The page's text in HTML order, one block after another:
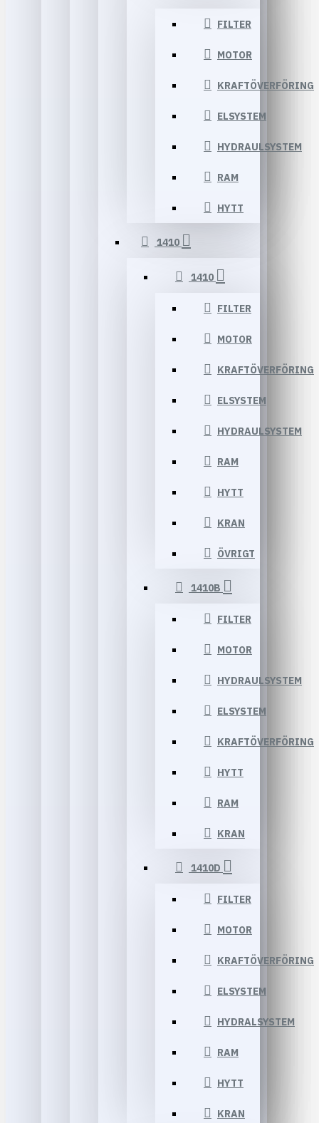
FILTER
MOTOR
KRAFTÖVERFÖRING
ELSYSTEM
HYDRAULSYSTEM
RAM
HYTT
1410
1410
FILTER
MOTOR
KRAFTÖVERFÖRING
ELSYSTEM
HYDRAULSYSTEM
RAM
HYTT
KRAN
ÖVRIGT
1410B
FILTER
MOTOR
HYDRAULSYSTEM
ELSYSTEM
KRAFTÖVERFÖRING
HYTT
RAM
KRAN
1410D
FILTER
MOTOR
KRAFTÖVERFÖRING
ELSYSTEM
HYDRALSYSTEM
RAM
HYTT
KRAN